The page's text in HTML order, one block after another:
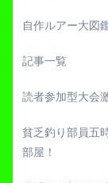
自作ルアー大図
記事一覧
読者参加型大会
貧乏釣り部員五
部屋！